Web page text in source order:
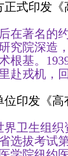
式印发《
著名的约
究院深造
根基。
赴戎机，
印发《高
界卫生组
选拔考试